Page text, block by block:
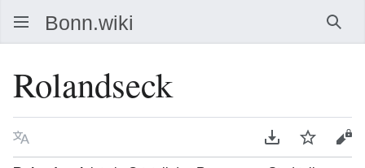
Rolandseck
Sprache PDF